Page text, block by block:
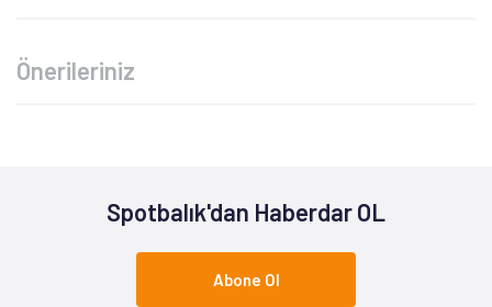
Önerileriniz
Spotbalık'dan Haberdar OL
Abone Ol